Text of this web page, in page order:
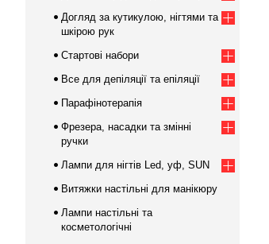
Догляд за кутикулою, нігтями та
шкірою рук
Стартові набори
Все для депіляції та епіляції
Парафінотерапія
Фрезера, насадки та змінні
ручки
Лампи для нігтів Led, уф, SUN
Витяжки настільні для манікюру
Лампи настільні та
косметологічні